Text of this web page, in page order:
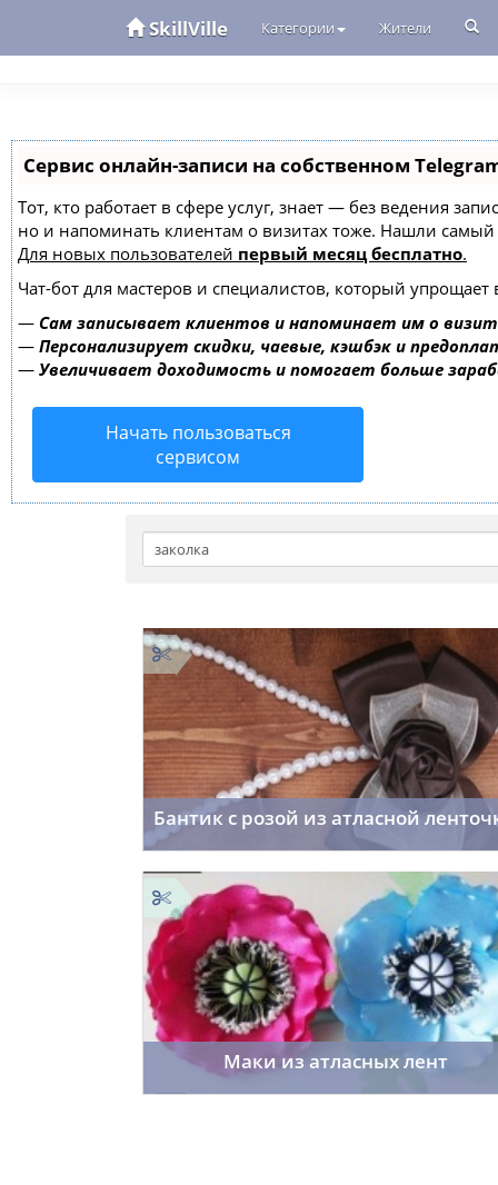
SkillVille Категории Жители
Сервис онлайн-записи на собственном
Тот, кто работает в сфере услуг, знает — без ведения
но и напоминать клиентам о визитах тоже. Нашли
Для новых пользователей первый месяц бесплатно.
Чат-бот для мастеров и специалистов, который упрощает
— Сам записывает клиентов и напоминает им о
— Персонализирует скидки, чаевые, кэшбэк и
— Увеличивает доходимость и помогает больше
Начать пользоваться
сервисом
Бантик с розой из атласной
18.11.2014
Маки из атласных лент